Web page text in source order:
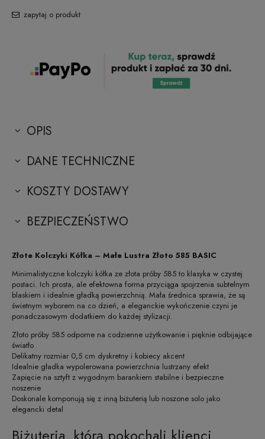
zapytaj o produkt
OPIS
DANE TECHNICZNE
KOSZTY DOSTAWY
BEZPIECZEŃSTWO
Złote Kolczyki Kółka – Małe Lustra Złoto 585 BASIC
Minimalistyczne kolczyki kółka ze złota próby 585 to klasyka w czystej
postaci. Ich prosta, ale efektowna forma przyciąga spojrzenia subtelnym
blaskiem i idealnie gładką powierzchnią. Mała średnica sprawia, że są
świetnym wyborem na co dzień, a eleganckie wykończenie czyni je
ponadczasowym dodatkiem do każdej stylizacji.
Złoto próby 585 odporne na codzienne użytkowanie i pięknie odbijające
światło
Delikatny rozmiar 0,5 cm dyskretny i kobiecy akcent
Idealnie gładka wypolerowana powierzchnia lustrzany efekt
Zapięcie na sztyft z wygodnym barankiem stabilne i bezpieczne
noszenie
Doskonale komponują się z inną biżuterią lub noszone solo jako
elegancki detal